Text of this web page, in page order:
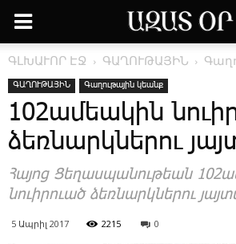
ԳԼԽԱՒՈՐ ԷՋ ԳԱՂՈՒԹԱՅԻՆ
ԳԱՂՈՒԹԱՅԻՆ Գաղութային կեանք
102ամեակին
ձեռնարկներու
Հայոց Ցեղասպանութեան
նուիրուած ձեռնարկներու
5 Ապրիլ 2017 2215 0